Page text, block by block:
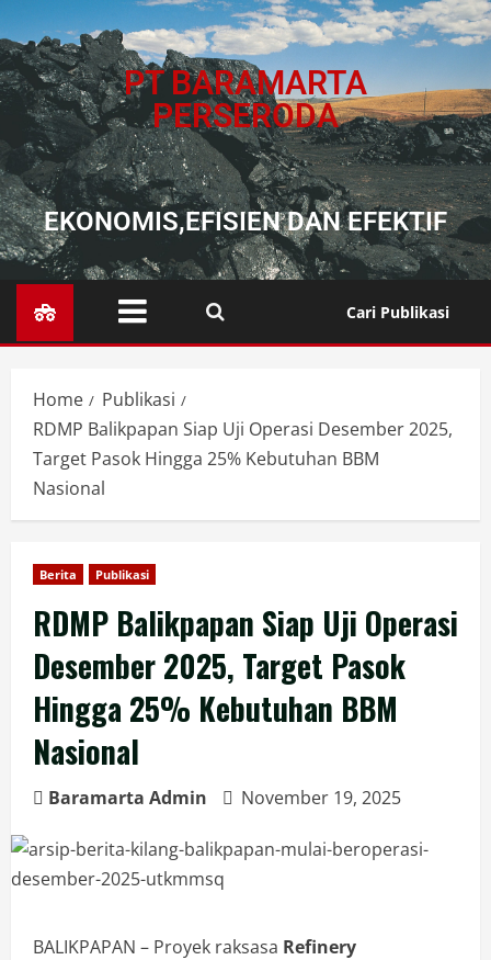
PT BARAMARTA
PERSERODA
EKONOMIS,EFISIEN DAN EFEKTIF
Cari Publikasi
Home
Publikasi
RDMP Balikpapan Siap Uji Operasi Desember 2025,
Target Pasok Hingga 25% Kebutuhan BBM
Nasional
Berita Publikasi
RDMP Balikpapan Siap Uji Operasi
Desember 2025, Target Pasok
Hingga 25% Kebutuhan BBM
Nasional
Baramarta Admin November 19, 2025
BALIKPAPAN – Proyek raksasa Refinery